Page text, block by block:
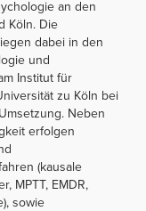
an den
Köln. Die
dabei in den
und
Institut für
zu Köln bei
Neben
erfolgen
(kausale
MPTT, EMDR,
sowie